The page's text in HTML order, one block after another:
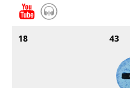
18 43